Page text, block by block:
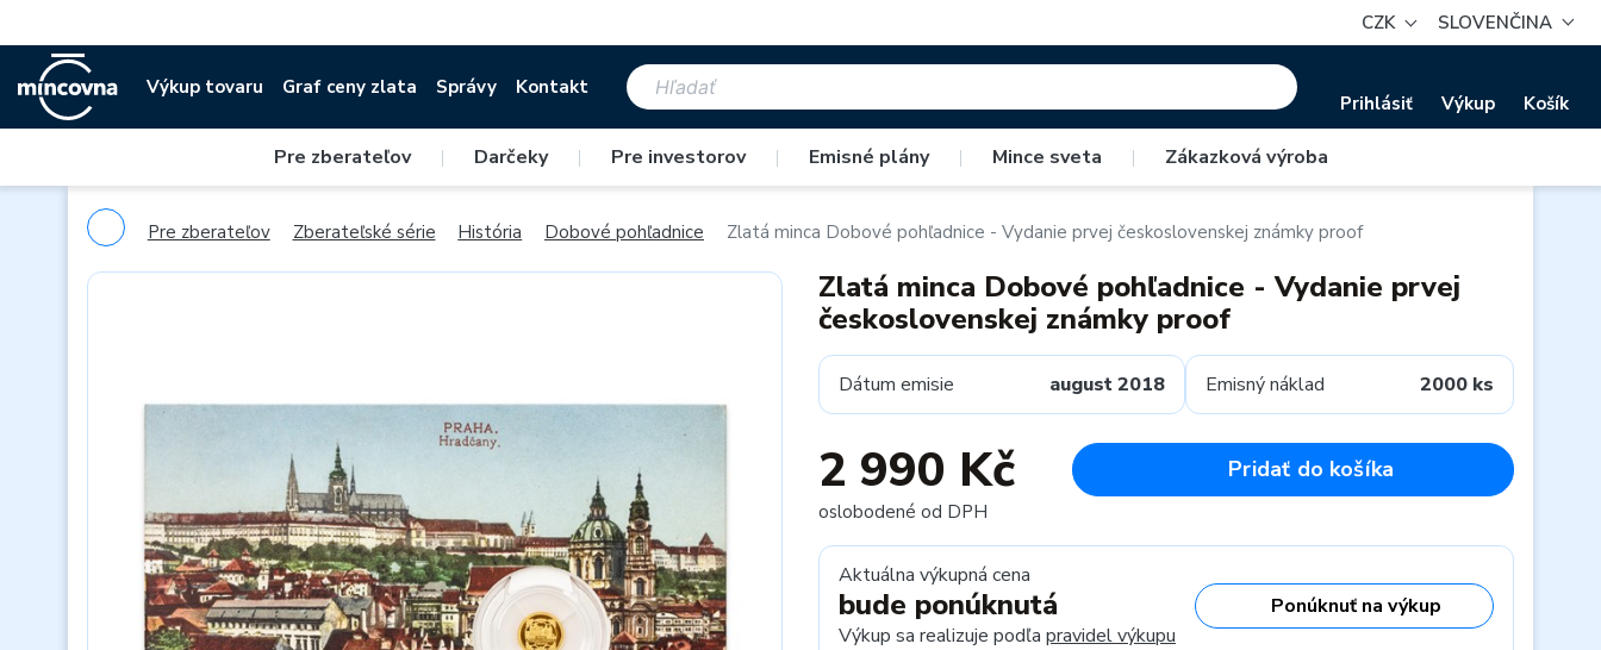
CZK SLOVENČINA
Výkup tovaru Graf ceny zlata Správy Kontakt
Prihlásiť Výkup Košík
Pre zberateľov | Darčeky | Pre investorov | Emisné plány | Mince sveta | Zákazková výroba
Pre zberateľov Zberateľské série História Dobové pohľadnice Zlatá minca Dobové pohľadnice - Vydanie prvej československej známky proof
Previous
Zlatá minca Dobové pohľadnice - Vydanie prvej
československej známky proof
Dátum emisie august 2018 Emisný náklad 2000 ks
2 990 Kč
oslobodené od DPH
Pridať do košíka
Aktuálna výkupná cena
bude ponúknutá
Výkup sa realizuje podľa pravidel výkupu
Ponúknuť na výkup